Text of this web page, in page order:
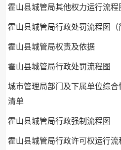
霍山县城管局其他权力运行流程
霍山县城管局行政处罚流程图（
霍山县城管局权责及依据
霍山县城管局行政处罚流程图
城市管理局部门及下属单位综合
清单
霍山县城管局行政强制流程图
霍山县城管局行政许可权运行流